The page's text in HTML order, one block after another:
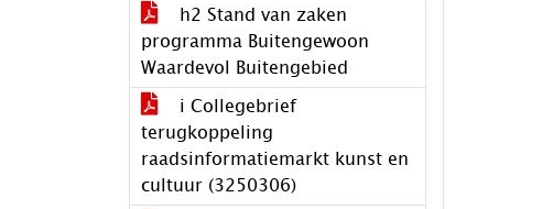
h2 Stand van zaken
programma Buitengewoon
Waardevol Buitengebied
i Collegebrief
terugkoppeling
raadsinformatiemarkt kunst en
cultuur (3250306)